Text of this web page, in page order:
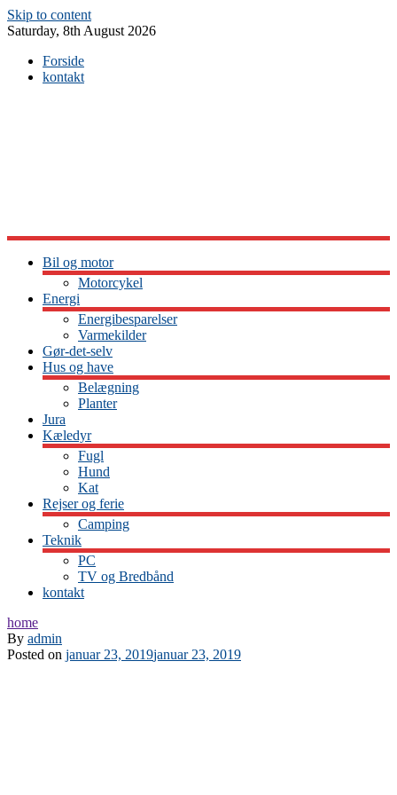
Skip to content
Saturday, 8th August 2026
Forside
kontakt
Bil og motor
Motorcykel
Energi
Energibesparelser
Varmekilder
Gør-det-selv
Hus og have
Belægning
Planter
Jura
Kæledyr
Fugl
Hund
Kat
Rejser og ferie
Camping
Teknik
PC
TV og Bredbånd
kontakt
home
By admin
Posted on januar 23, 2019januar 23, 2019